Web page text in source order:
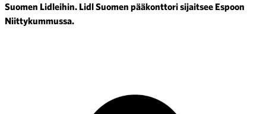
Suomen Lidleihin. Lidl Suomen pääkonttori sijaitsee Espoon
Niittykummussa.